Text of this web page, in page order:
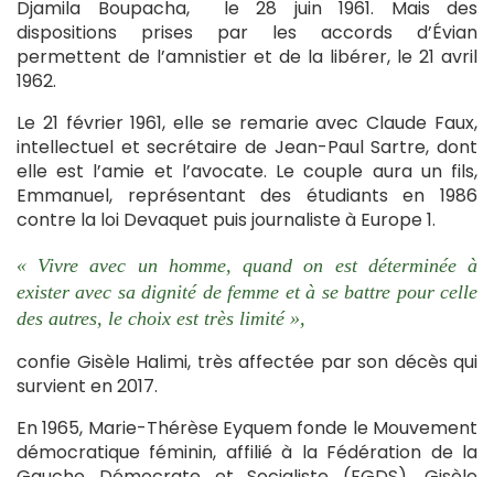
Djamila Boupacha, le 28 juin 1961. Mais des
dispositions prises par les accords d’Évian
permettent de l’amnistier et de la libérer, le 21 avril
1962.
Le 21 février 1961, elle se remarie avec Claude Faux,
intellectuel et secrétaire de Jean-Paul Sartre, dont
elle est l’amie et l’avocate. Le couple aura un fils,
Emmanuel, représentant des étudiants en 1986
contre la loi Devaquet puis journaliste à Europe 1.
« Vivre avec un homme, quand on est déterminée à
exister avec sa dignité de femme et à se battre pour celle
des autres, le choix est très limité »,
confie Gisèle Halimi, très affectée par son décès qui
survient en 2017.
En 1965, Marie-Thérèse Eyquem fonde le Mouvement
démocratique féminin, affilié à la Fédération de la